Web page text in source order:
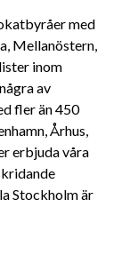
med
Mellanöstern,
inom
av
fler än 450
Århus,
erbjuda våra
Stockholm är